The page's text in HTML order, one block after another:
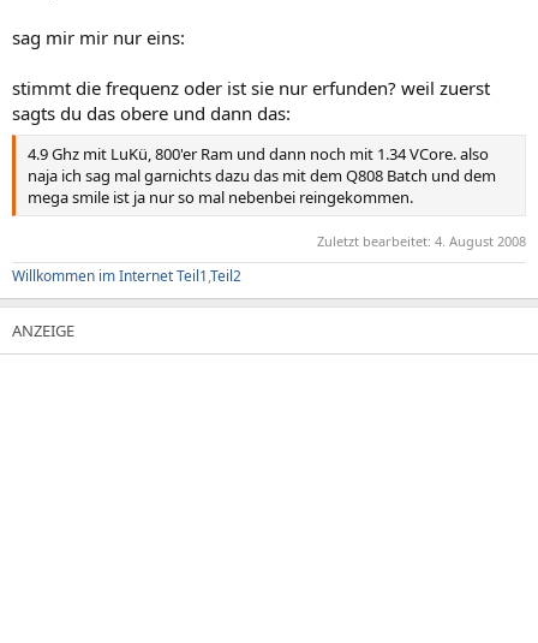
sag mir mir nur eins:
stimmt die frequenz oder ist sie nur erfunden? weil zuerst
sagts du das obere und dann das:
4.9 Ghz mit LuKü, 800'er Ram und dann noch mit 1.34 VCore. also
naja ich sag mal garnichts dazu das mit dem Q808 Batch und dem
mega smile ist ja nur so mal nebenbei reingekommen.
Zuletzt bearbeitet: 4. August 2008
Willkommen im Internet Teil1,Teil2